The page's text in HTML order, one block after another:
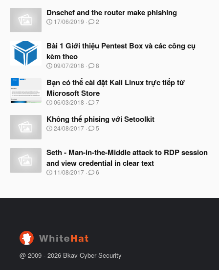
à
y
b
t
đ
ầ
u
Dnschef and the router make phishing
N
y
ắ
t
ầ
u
17/06/2019 2
Bài 1 Giới thiệu Pentest Box và các công cụ
kèm theo
N
à
y
b
ắ
đ
ầ
09/07/2018 8
Bạn có thể cài đặt Kali Linux trực tiếp từ
Microsoft Store
N
à
y
b
đ
ầ
u
06/03/2018 7
Không thể phising với Setoolkit
N
y
ắ
t
u
24/08/2017 5
Seth - Man-in-the-Middle attack to RDP session
and view credential in clear text
N
ầ
u
11/08/2017 6
@ 2009 - 2026 Bkav Cyber Security